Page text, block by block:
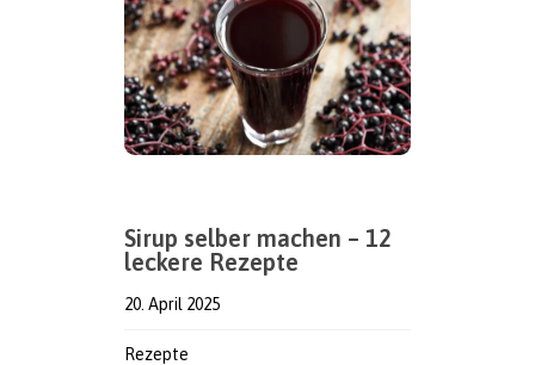
Sirup selber machen – 12
leckere Rezepte
20. April 2025
Rezepte